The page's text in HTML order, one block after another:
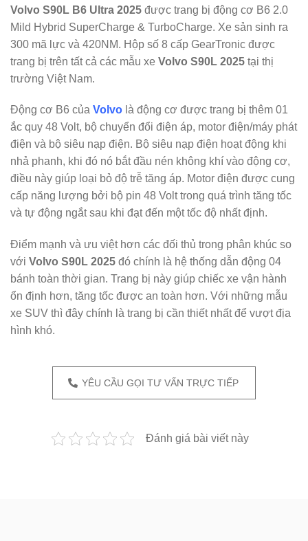
Volvo S90L B6 Ultra 2025 được trang bị động cơ B6 2.0
Mild Hybrid SuperCharge & TurboCharge. Xe sản sinh ra
300 mã lực và 420NM. Hộp số 8 cấp GearTronic được
trang bị trên tất cả các mẫu xe Volvo S90L 2025 tại thị
trường Việt Nam.
Động cơ B6 của Volvo là động cơ được trang bị thêm 01
ắc quy 48 Volt, bộ chuyển đổi điện áp, motor điện/máy phát
điện và bộ siêu nạp điện. Bộ siêu nạp điện hoạt động khi
nhả phanh, khi đó nó bắt đầu nén không khí vào động cơ,
điều này giúp loại bỏ độ trễ tăng áp. Motor điện được cung
cấp năng lượng bởi bộ pin 48 Volt trong quá trình tăng tốc
và tự động ngắt sau khi đạt đến một tốc độ nhất định.
Điểm mạnh và ưu việt hơn các đối thủ trong phân khúc so
với Volvo S90L 2025 đó chính là hệ thống dẫn động 04
bánh toàn thời gian. Trang bị này giúp chiếc xe vận hành
ổn định hơn, tăng tốc được an toàn hơn. Với những mẫu
xe SUV thì đây chính là trang bị cần thiết nhất để vượt địa
hình khó.
YÊU CẦU GỌI TƯ VẤN TRỰC TIẾP
Đánh giá bài viết này